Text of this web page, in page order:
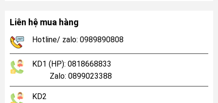
Liên hệ mua hàng
Hotline/ zalo: 0989890808
KD1 (HP): 0818668833
Zalo: 0899023388
KD2